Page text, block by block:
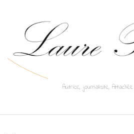
Autrice, journaliste,